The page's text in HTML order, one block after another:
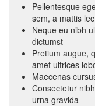
Pellentesque
sem, a mattis
Neque eu nibh
dictumst
Pretium augue,
amet ultrices
Maecenas
Consectetur
urna gravida